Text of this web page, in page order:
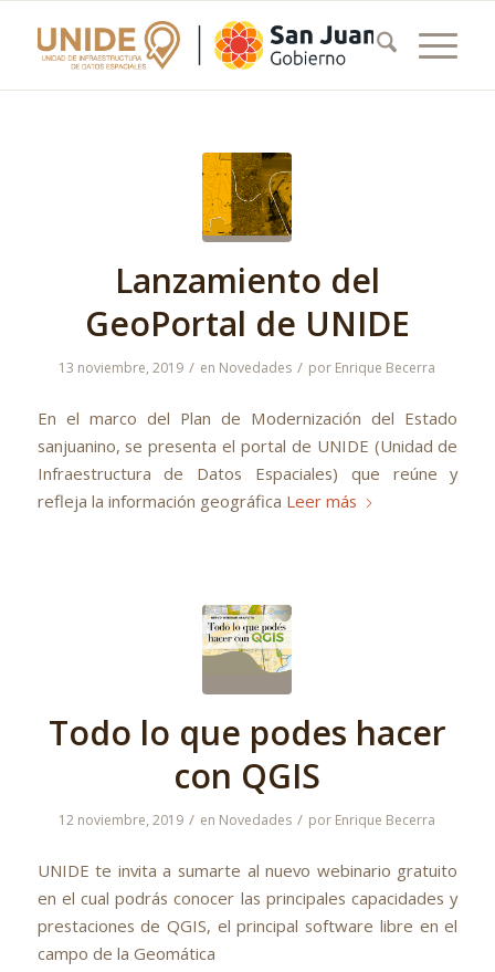
Lanzamiento del
GeoPortal de UNIDE
13 noviembre, 2019 / en Novedades / por Enrique Becerra
En el marco del Plan de Modernización del Estado
sanjuanino, se presenta el portal de UNIDE (Unidad de
Infraestructura de Datos Espaciales) que reúne y
refleja la información geográfica Leer más
Todo lo que podes hacer
con QGIS
12 noviembre, 2019 / en Novedades / por Enrique Becerra
UNIDE te invita a sumarte al nuevo webinario gratuito
en el cual podrás conocer las principales capacidades y
prestaciones de QGIS, el principal software libre en el
campo de la Geomática